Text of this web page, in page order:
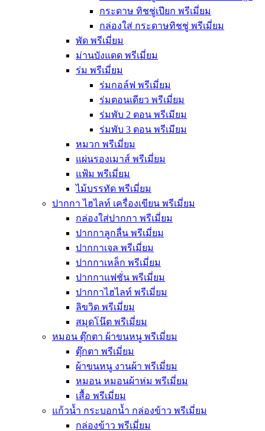
กระดาษ ทิชชู่เปียก พรีเมี่ยม
กล่องใส่ กระดาษทิชชู่ พรีเมี่ยม
พัด พรีเมี่ยม
ม่านบังแดด พรีเมี่ยม
ร่ม พรีเมี่ยม
ร่มกอล์ฟ พรีเมี่ยม
ร่มตอนเดียว พรีเมี่ยม
ร่มพับ 2 ตอน พรีเมียม
ร่มพับ 3 ตอน พรีเมียม
หมวก พรีเมี่ยม
แผ่นรองเมาส์ พรีเมี่ยม
แฟ้ม พรีเมี่ยม
ไม้บรรทัด พรีเมี่ยม
ปากกา ไฮไลท์ เครื่องเขียน พรีเมี่ยม
กล่องใส่ปากกา พรีเมี่ยม
ปากกาลูกลื่น พรีเมี่ยม
ปากกาเจล พรีเมี่ยม
ปากกาเหล็ก พรีเมี่ยม
ปากกาแฟชั่น พรีเมี่ยม
ปากกาไฮไลท์ พรีเมี่ยม
ลิขวิด พรีเมี่ยม
สมุดโน๊ต พรีเมี่ยม
หมอน ตุ๊กตา ผ้าขนหนู พรีเมี่ยม
ตุ๊กตา พรีเมี่ยม
ผ้าขนหนู งานผ้า พรีเมี่ยม
หมอน หมอนผ้าห่ม พรีเมี่ยม
เสื้อ พรีเมี่ยม
แก้วน้ำ กระบอกน้ำ กล่องข้าว พรีเมี่ยม
กล่องข้าว พรีเมี่ยม